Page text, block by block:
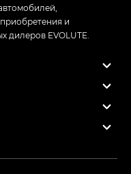
и
дилеров EVOLUTE.